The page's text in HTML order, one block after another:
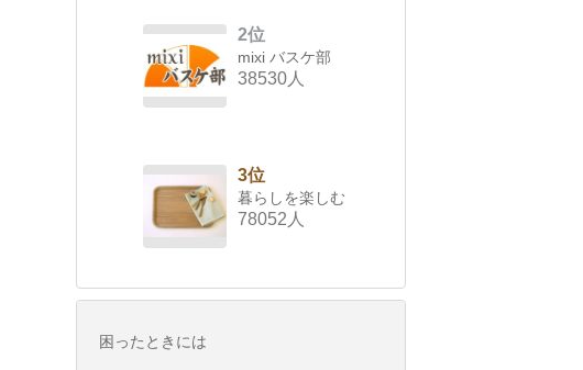
2位
mixi バスケ部
38530人
3位
暮らしを楽しむ
78052人
困ったときには